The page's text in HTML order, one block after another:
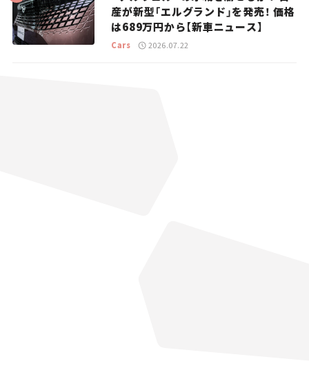
産が新型「エルグランド」を発売！ 価格
は689万円から【新車ニュース】
Cars 2026.07.22